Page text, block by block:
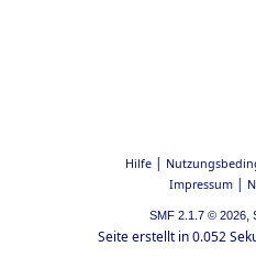
Hilfe|
Impressum|
SMF 2.1.7 © 2026,
Seite erstellt in 0.052